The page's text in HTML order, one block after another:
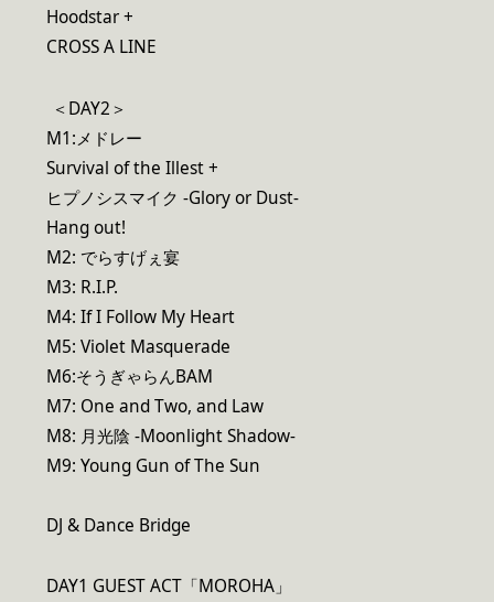
Hoodstar +
CROSS A LINE
＜DAY2＞
M1:メドレー
Survival of the Illest +
ヒプノシスマイク -Glory or Dust-
Hang out!
M2: でらすげぇ宴
M3: R.I.P.
M4: If I Follow My Heart
M5: Violet Masquerade
M6:そうぎゃらんBAM
M7: One and Two, and Law
M8: 月光陰 -Moonlight Shadow-
M9: Young Gun of The Sun
DJ & Dance Bridge
DAY1 GUEST ACT「MOROHA」